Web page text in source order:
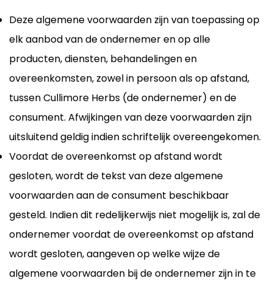
Deze algemene voorwaarden zijn van toepassing op
elk aanbod van de ondernemer en op alle
producten, diensten, behandelingen en
overeenkomsten, zowel in persoon als op afstand,
tussen Cullimore Herbs (de ondernemer) en de
consument. Afwijkingen van deze voorwaarden zijn
uitsluitend geldig indien schriftelijk overeengekomen.
Voordat de overeenkomst op afstand wordt
gesloten, wordt de tekst van deze algemene
voorwaarden aan de consument beschikbaar
gesteld. Indien dit redelijkerwijs niet mogelijk is, zal de
ondernemer voordat de overeenkomst op afstand
wordt gesloten, aangeven op welke wijze de
algemene voorwaarden bij de ondernemer zijn in te